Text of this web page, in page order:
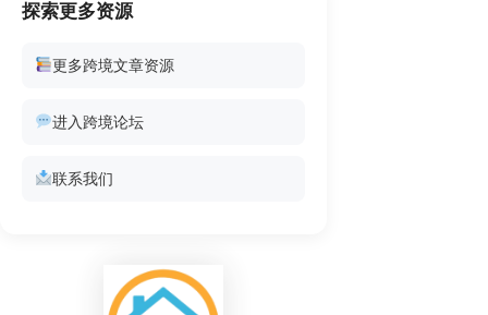
探索更多资源
更多跨境文章资源
进入跨境论坛
联系我们